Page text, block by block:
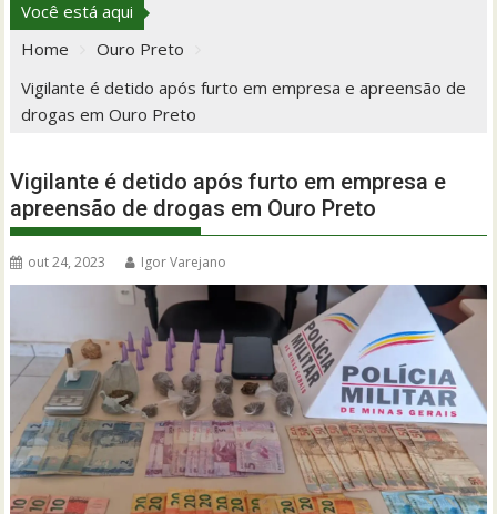
Você está aqui
Home
Ouro Preto
Vigilante é detido após furto em empresa e apreensão de
drogas em Ouro Preto
Vigilante é detido após furto em empresa e
apreensão de drogas em Ouro Preto
out 24, 2023 Igor Varejano